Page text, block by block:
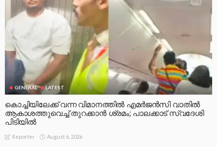
GENERAL LATEST
കൊച്ചിയിലേക്ക് വന്ന വിമാനത്തിൽ എമർജൻസി വാതിൽ
ആകാശത്തുവെച്ച് തുറക്കാൻ ശ്രമം; പാലക്കാട് സ്വദേശി
പിടിയിൽ
Reporter August 6, 2026